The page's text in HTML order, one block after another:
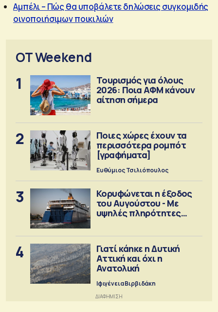
Αμπέλι – Πώς θα υποβάλετε δηλώσεις συγκομιδής
οινοποιήσιμων ποικιλιών
OT Weekend
1
Τουρισμός για όλους
2026: Ποια ΑΦΜ κάνουν
αίτηση σήμερα
2
Ποιες χώρες έχουν τα
περισσότερα ρομπότ
[γραφήματα]
Ευθύμιος Τσιλιόπουλος
3
Κορυφώνεται η έξοδος
του Αυγούστου - Με
υψηλές πληρότητες
4
Γιατί κάηκε η Δυτική
Αττική και όχι η
Ανατολική
Ιφιγένεια Βιρβιδάκη